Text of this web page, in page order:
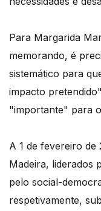
Para Margarida
memorando, é
sistemático para
impacto
"importante" para
A 1 de fevereiro de
Madeira, liderados
pelo social-
respetivamente,